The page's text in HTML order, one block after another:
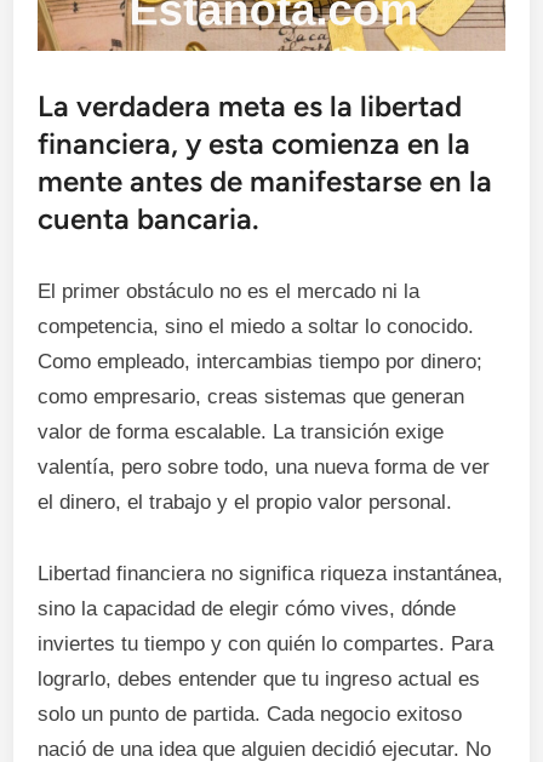
La verdadera meta es la libertad
financiera, y esta comienza en la
mente antes de manifestarse en la
cuenta bancaria.
El primer obstáculo no es el mercado ni la
competencia, sino el miedo a soltar lo conocido.
Como empleado, intercambias tiempo por dinero;
como empresario, creas sistemas que generan
valor de forma escalable. La transición exige
valentía, pero sobre todo, una nueva forma de ver
el dinero, el trabajo y el propio valor personal.
Libertad financiera no significa riqueza instantánea,
sino la capacidad de elegir cómo vives, dónde
inviertes tu tiempo y con quién lo compartes. Para
lograrlo, debes entender que tu ingreso actual es
solo un punto de partida. Cada negocio exitoso
nació de una idea que alguien decidió ejecutar. No